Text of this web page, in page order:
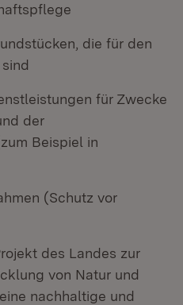
die für den
für Zwecke
der
Beispiel in
(Schutz vor
des Landes zur
von Natur und
nachhaltige und